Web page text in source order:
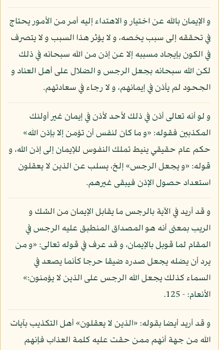
و الإيمان بالله عن اختيار و الاهتداء إليه أمر من الأمور يحتاج
في تحققه إلى سبب يخصه، و لا يؤثر هذا السبب و لا يتصرف
في الكون بإيجاد مسببه إلا عن إذن من الله سبحانه في ذلك
لكن الله سبحانه بجعل الرجس و الضلال على أهل العناد و
الجحود لم يأذن في إيمانهم، و لا رجاء في سعادتهم.
و لو أنه تعالى أذن في ذلك لأحد لأذن في إيمان غير أولئك
المكذبين فقوله: «و ما كان لنفس أن تؤمن إلا بإذن الله»
حكم عام حقيقي ينيط تملك النفوس للإيمان إلى إذن الله، و
قوله: «و يجعل الرجس» إلخ، يسلب عن الذين لا يعقلون
استعداد حصول الإذن فيبقى غيرهم.
و قد أريد في الآية بالرجس ما يقابل الإيمان من الشك و
الريب بمعنى أنه هو المصداق المنطبق عليه الرجس في
المقام لما قوبل بالإيمان، و قد عرف في قوله تعالى: «و من
يرد أن يضله يجعل صدره ضيقا حرجا كأنما يصعد في
السماء كذلك يجعل الله الرجس على الذين لا يؤمنون:»
الأنعام: - 125.
و قد أريد أيضا بقوله: «الذين لا يعقلون» أهل التكذيب بآيات
الله من جهة أنهم ممن حقت عليه كلمة العذاب فإنهم